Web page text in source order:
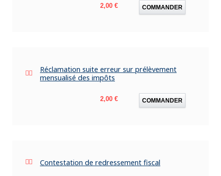
Prix
2,00 € COMMANDER
Réclamation suite erreur sur prélèvement
mensualisé des impôts
Prix
2,00 € COMMANDER
Contestation de redressement fiscal